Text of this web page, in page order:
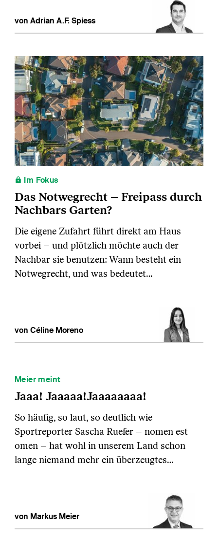
von Adrian A.F. Spiess
Im Fokus
Das Notwegrecht – Freipass durch
Nachbars Garten?
Die eigene Zufahrt führt direkt am Haus
vorbei – und plötzlich möchte auch der
Nachbar sie benutzen: Wann besteht ein
Notwegrecht, und was bedeutet…
von Céline Moreno
Meier meint
Jaaa! Jaaaaa!Jaaaaaaaa!
So häufig, so laut, so deutlich wie
Sportreporter Sascha Ruefer – nomen est
omen – hat wohl in unserem Land schon
lange niemand mehr ein überzeugtes…
von Markus Meier